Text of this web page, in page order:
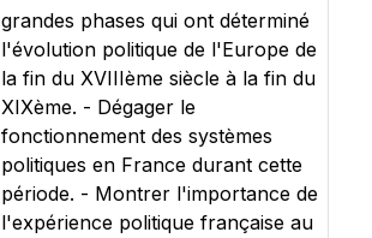
grandes phases qui ont déterminé
l'évolution politique de l'Europe de
la fin du XVIIIème siècle à la fin du
XIXème. - Dégager le
fonctionnement des systèmes
politiques en France durant cette
période. - Montrer l'importance de
l'expérience politique française au